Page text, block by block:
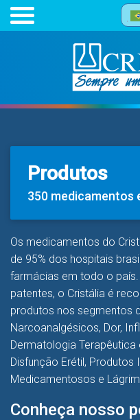
Produtos
350 medicamentos
Os medicamentos do
de 95% dos hospitais
farmácias em todo o
patentes, o Cristália é
produtos nos segmentos
Narcoanalgésicos, Dor,
Dermatologia Terapêutica
Disfunção Erétil,
Medicamentosos e
Conheça nosso